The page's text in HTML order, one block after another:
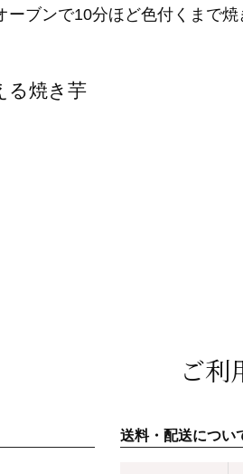
ブンで10分ほど色付くまで焼
る焼き芋
ご利
送料・配送につい